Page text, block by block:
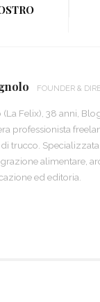
FOUNDER &
Felix), 38 anni,
professionista
trucco.
alimentare,
ed editoria.